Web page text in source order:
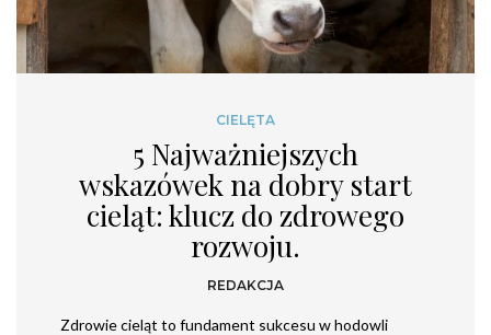
CIELĘTA
5 Najważniejszych
wskazówek na dobry start
cieląt: klucz do zdrowego
rozwoju.
REDAKCJA
Zdrowie cieląt to fundament sukcesu w hodowli